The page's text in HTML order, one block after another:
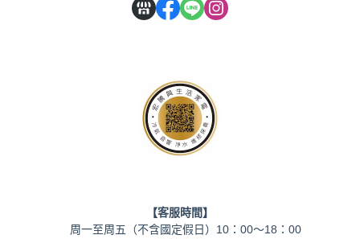
【客服時間】
周一至周五（不含國定假日）10：00～18：00